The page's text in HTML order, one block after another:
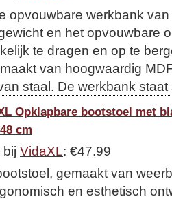
opvouwbare werkbank
en het opvouwbare
te dragen en op te
van hoogwaardig
staal. De werkbank staat
Opklapbare bootstoel met
cm
bij VidaXL: €47.99
gemaakt van
en esthetisch